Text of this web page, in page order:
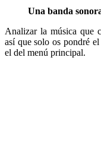
Una banda
Analizar la música que
así que solo os pondré
el del menú principal.